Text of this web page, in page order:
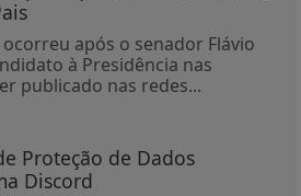
após o senador Flávio
à Presidência nas
publicado nas redes...
Proteção de Dados
Discord